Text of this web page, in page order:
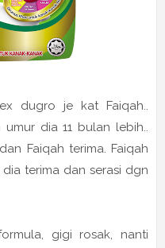
dugro je kat Faiqah..
dia 11 bulan lebih..
Faiqah terima. Faiqah
terima dan serasi dgn
gigi rosak, nanti